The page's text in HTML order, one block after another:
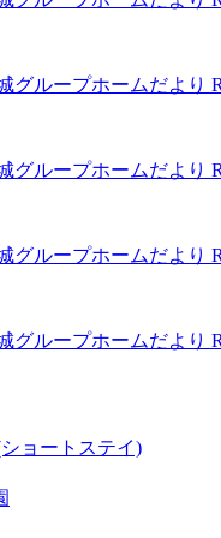
グループホームだより
グループホームだより
グループホームだより
グループホームだより